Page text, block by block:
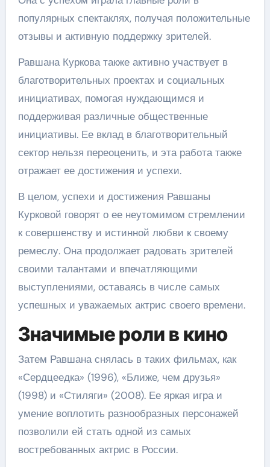
популярных спектаклях, получая положительные
отзывы и активную поддержку зрителей.
Равшана Куркова также активно участвует в
благотворительных проектах и социальных
инициативах, помогая нуждающимся и
поддерживая различные общественные
инициативы. Ее вклад в благотворительный
сектор нельзя переоценить, и эта работа также
отражает ее достижения и успехи.
В целом, успехи и достижения Равшаны
Курковой говорят о ее неутомимом стремлении
к совершенству и истинной любви к своему
ремеслу. Она продолжает радовать зрителей
своими талантами и впечатляющими
выступлениями, оставаясь в числе самых
успешных и уважаемых актрис своего времени.
Значимые роли в кино
Затем Равшана снялась в таких фильмах, как
«Сердцеедка» (1996), «Ближе, чем друзья»
(1998) и «Стиляги» (2008). Ее яркая игра и
умение воплотить разнообразных персонажей
позволили ей стать одной из самых
востребованных актрис в России.